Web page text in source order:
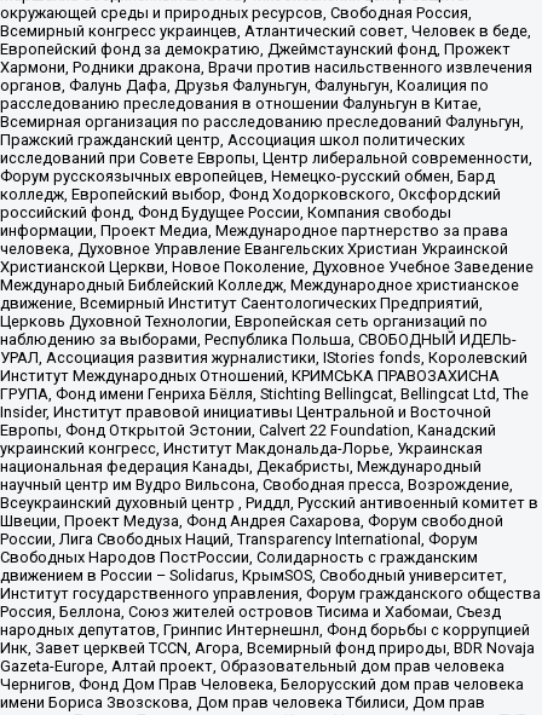
окружающей среды и природных ресурсов, Свободная Россия,
Всемирный конгресс украинцев, Атлантический совет, Человек в беде,
Европейский фонд за демократию, Джеймстаунский фонд, Прожект
Хармони, Родники дракона, Врачи против насильственного извлечения
органов, Фалунь Дафа, Друзья Фалуньгун, Фалуньгун, Коалиция по
расследованию преследования в отношении Фалуньгун в Китае,
Всемирная организация по расследованию преследований Фалуньгун,
Пражский гражданский центр, Ассоциация школ политических
исследований при Совете Европы, Центр либеральной современности,
Форум русскоязычных европейцев, Немецко-русский обмен, Бард
колледж, Европейский выбор, Фонд Ходорковского, Оксфордский
российский фонд, Фонд Будущее России, Компания свободы
информации, Проект Медиа, Международное партнерство за права
человека, Духовное Управление Евангельских Христиан Украинской
Христианской Церкви, Новое Поколение, Духовное Учебное Заведение
Международный Библейский Колледж, Международное христианское
движение, Всемирный Институт Саентологических Предприятий,
Церковь Духовной Технологии, Европейская сеть организаций по
наблюдению за выборами, Республика Польша, СВОБОДНЫЙ ИДЕЛЬ-
УРАЛ, Ассоциация развития журналистики, IStories fonds, Королевский
Институт Международных Отношений, КРИМСЬКА ПРАВОЗАХИСНА
ГРУПА, Фонд имени Генриха Бёлля, Stichting Bellingcat, Bellingcat Ltd, The
Insider, Институт правовой инициативы Центральной и Восточной
Европы, Фонд Открытой Эстонии, Calvert 22 Foundation, Канадский
украинский конгресс, Институт Макдональда-Лорье, Украинская
национальная федерация Канады, Декабристы, Международный
научный центр им Вудро Вильсона, Свободная пресса, Возрождение,
Всеукраинский духовный центр , Риддл, Русский антивоенный комитет в
Швеции, Проект Медуза, Фонд Андрея Сахарова, Форум свободной
России, Лига Свободных Наций, Transparеncy International, Форум
Свободных Народов ПостРоссии, Солидарность с гражданским
движением в России – Solidarus, КрымSOS, Свободный университет,
Институт государственного управления, Форум гражданского общества
Россия, Беллона, Союз жителей островов Тисима и Хабомаи, Съезд
народных депутатов, Гринпис Интернешнл, Фонд борьбы с коррупцией
Инк, Завет церквей TCCN, Агора, Всемирный фонд природы, BDR Novaja
Gazeta-Europe, Алтай проект, Образовательный дом прав человека
Чернигов, Фонд Дом Прав Человека, Белорусский дом прав человека
имени Бориса Звозскова, Дом прав человека Тбилиси, Дом прав